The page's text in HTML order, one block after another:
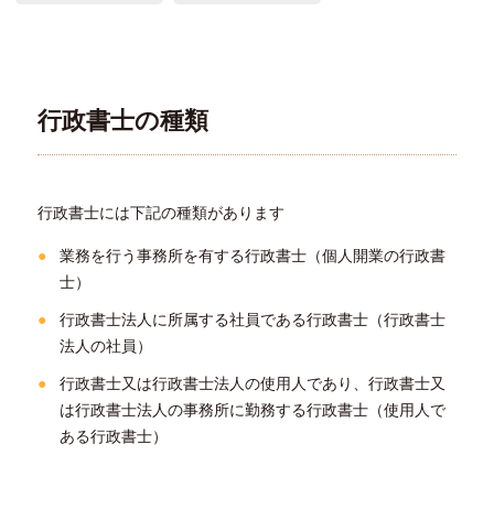
行政書士の種類
行政書士には下記の種類があります
業務を行う事務所を有する行政書士（個人開業の行政書
士）
行政書士法人に所属する社員である行政書士（行政書士
法人の社員）
行政書士又は行政書士法人の使用人であり、行政書士又
は行政書士法人の事務所に勤務する行政書士（使用人で
ある行政書士）